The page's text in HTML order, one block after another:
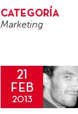
CATEGORÍA
Marketing
21
FEB
2013